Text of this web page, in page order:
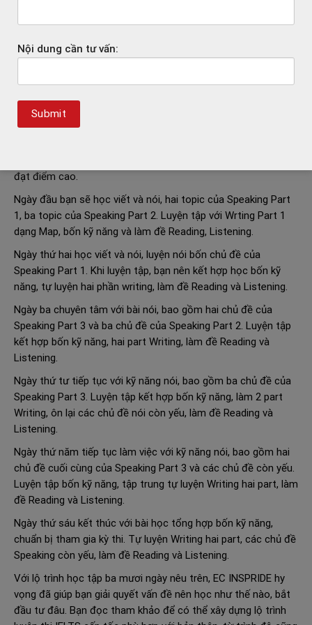
đề và các dạng bài. Bước sang phần luyện tập, hãy kết hợp ba
cùng khép lại tuần thứ ba với đề thi Reading và Listening.
3.4. Tuần 4
Bước sang tuần thứ tư, bạn phần nào co thể xác định được
đạt điểm cao.
Ngày đầu bạn sẽ học viết và nói, hai topic của Speaking Part
1, ba topic của Speaking Part 2. Luyện tập với Wrting Part 1
dạng Map, bốn kỹ năng và làm đề Reading, Listening.
Ngày thứ hai học viết và nói, luyện nói bốn chủ đề của
Speaking Part 1. Khi luyện tập, bạn nên kết hợp học bốn kỹ
năng, tự luyện hai phần writing, làm đề Reading và Listening.
Ngày ba chuyên tâm với bài nói, bao gồm hai chủ đề của
Speaking Part 3 và ba chủ đề của Speaking Part 2. Luyện tập
kết hợp bốn kỹ năng, hai part Writing, làm đề Reading và
Listening.
Ngày thứ tư tiếp tục với kỹ năng nói, bao gồm ba chủ đề của
Speaking Part 3. Luyện tập kết hợp bốn kỹ năng, làm 2 part
Writing, ôn lại các chủ đề nói còn yếu, làm đề Reading và
Listening.
Ngày thứ năm tiếp tục làm việc với kỹ năng nói, bao gồm hai
chủ đề cuối cùng của Speaking Part 3 và các chủ đề còn yếu.
Luyện tập bốn kỹ năng, tập trung tự luyện Writing hai part, làm
đề Reading và Listening.
Ngày thứ sáu kết thúc với bài học tổng hợp bốn kỹ năng,
chuẩn bị tham gia kỳ thi. Tự luyện Writing hai part, các chủ đề
Speaking còn yếu, làm đề Reading và Listening.
Với lộ trình học tập ba mươi ngày nêu trên, EC INSPRIDE hy
vọng đã giúp bạn giải quyết vấn đề nên học như thế nào, bắt
đầu tư đâu. Bạn đọc tham khảo để có thể xây dựng lộ trình
Nội dung cần tư vấn: